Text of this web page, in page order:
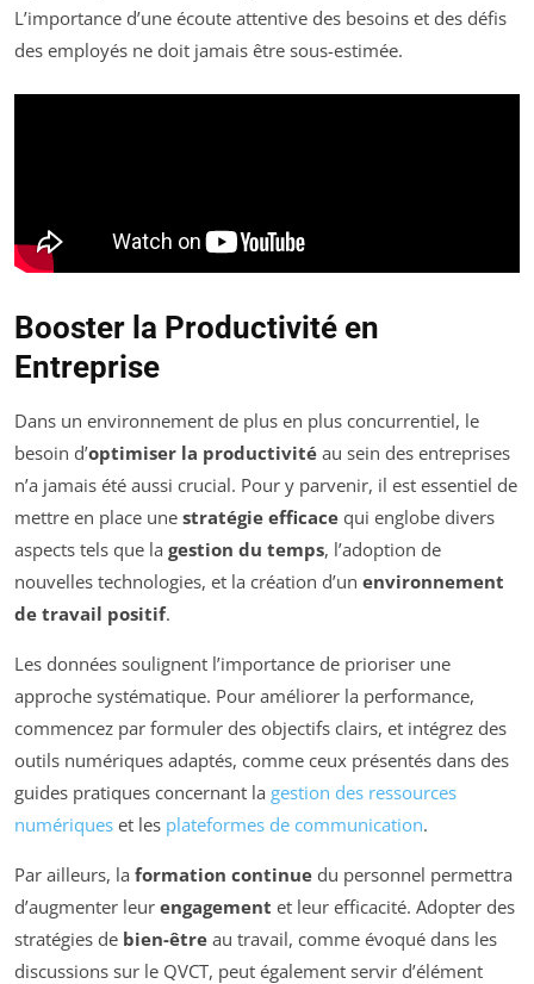
L’importance d’une écoute attentive des besoins et des défis
des employés ne doit jamais être sous-estimée.
Booster la Productivité en
Entreprise
Dans un environnement de plus en plus concurrentiel, le
besoin d’optimiser la productivité au sein des entreprises
n’a jamais été aussi crucial. Pour y parvenir, il est essentiel de
mettre en place une stratégie efficace qui englobe divers
aspects tels que la gestion du temps, l’adoption de
nouvelles technologies, et la création d’un environnement
de travail positif.
Les données soulignent l’importance de prioriser une
approche systématique. Pour améliorer la performance,
commencez par formuler des objectifs clairs, et intégrez des
outils numériques adaptés, comme ceux présentés dans des
guides pratiques concernant la gestion des ressources
numériques et les plateformes de communication.
Par ailleurs, la formation continue du personnel permettra
d’augmenter leur engagement et leur efficacité. Adopter des
stratégies de bien-être au travail, comme évoqué dans les
discussions sur le QVCT, peut également servir d’élément